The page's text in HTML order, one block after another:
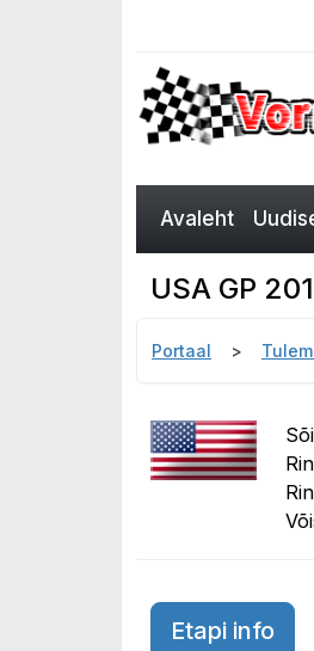
Avaleht
USA GP
Portaal
Etapi info